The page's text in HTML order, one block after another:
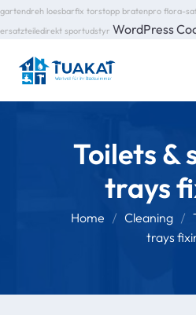
gartendreh loesbarfix torstopp bratenpro flora-
ersatzteiledirekt sportudstyr
Toilets &
trays
Home Cleaning
trays
WordPress